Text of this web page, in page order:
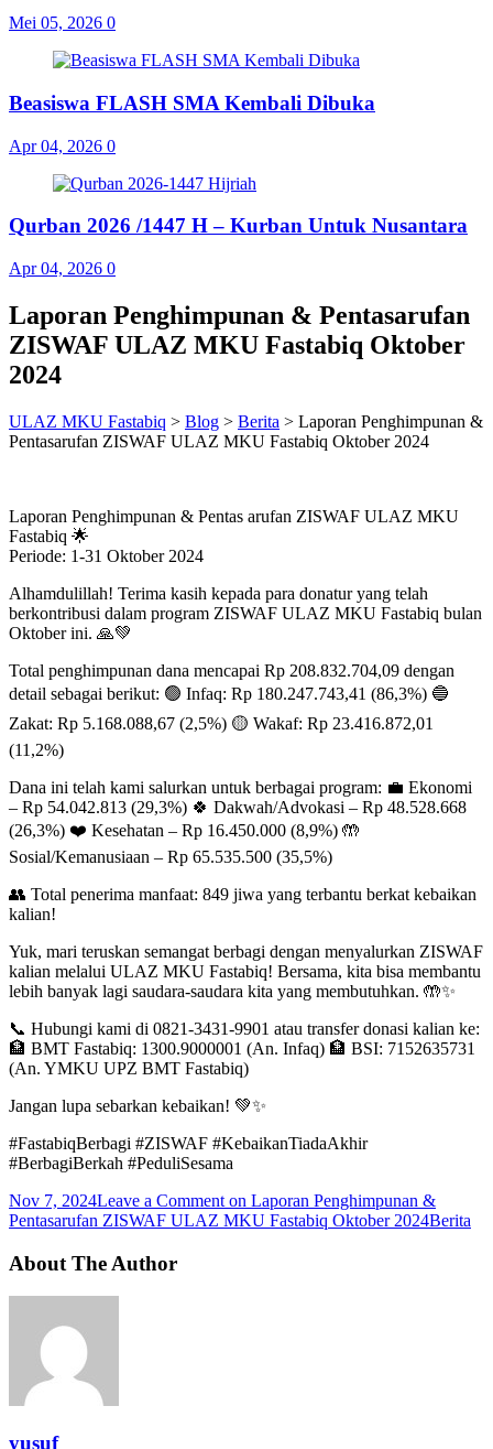
Mei 05, 2026 0
Beasiswa FLASH SMA Kembali Dibuka
Apr 04, 2026 0
Qurban 2026 /1447 H – Kurban Untuk Nusantara
Apr 04, 2026 0
Laporan Penghimpunan & Pentasarufan
ZISWAF ULAZ MKU Fastabiq Oktober
2024
ULAZ MKU Fastabiq > Blog > Berita > Laporan Penghimpunan &
Pentasarufan ZISWAF ULAZ MKU Fastabiq Oktober 2024
Laporan Penghimpunan & Pentas arufan ZISWAF ULAZ MKU
Fastabiq 🌟
Periode: 1-31 Oktober 2024
Alhamdulillah! Terima kasih kepada para donatur yang telah
berkontribusi dalam program ZISWAF ULAZ MKU Fastabiq bulan
Oktober ini. 🙏💚
Total penghimpunan dana mencapai Rp 208.832.704,09 dengan
detail sebagai berikut: 🟢 Infaq: Rp 180.247.743,41 (86,3%) 🔵
Zakat: Rp 5.168.088,67 (2,5%) 🟡 Wakaf: Rp 23.416.872,01
(11,2%)
Dana ini telah kami salurkan untuk berbagai program: 💼 Ekonomi
– Rp 54.042.813 (29,3%) 🍀 Dakwah/Advokasi – Rp 48.528.668
(26,3%) ❤️ Kesehatan – Rp 16.450.000 (8,9%) 🤲
Sosial/Kemanusiaan – Rp 65.535.500 (35,5%)
👥 Total penerima manfaat: 849 jiwa yang terbantu berkat kebaikan
kalian!
Yuk, mari teruskan semangat berbagi dengan menyalurkan ZISWAF
kalian melalui ULAZ MKU Fastabiq! Bersama, kita bisa membantu
lebih banyak lagi saudara-saudara kita yang membutuhkan. 🤲✨
📞 Hubungi kami di 0821-3431-9901 atau transfer donasi kalian ke:
🏦 BMT Fastabiq: 1300.9000001 (An. Infaq) 🏦 BSI: 7152635731
(An. YMKU UPZ BMT Fastabiq)
Jangan lupa sebarkan kebaikan! 💚✨
#FastabiqBerbagi #ZISWAF #KebaikanTiadaAkhir
#BerbagiBerkah #PeduliSesama
Nov 7, 2024Leave a Comment on Laporan Penghimpunan &
Pentasarufan ZISWAF ULAZ MKU Fastabiq Oktober 2024Berita
About The Author
yusuf